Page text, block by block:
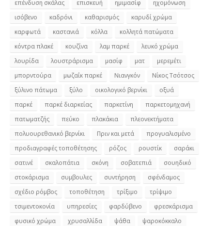
επένδυση σκάλας
επισκευή ημιμασίφ
ηχομόνωση
ισόβενο
καδρόνι καθαρισμός
καρυδί χρώμα
καρφωτά
καστανιά κόλλα
κολλητά πατώματα
κόντρα πλακέ
κουζίνα λαμ παρκέ
λευκό χρώμα
λουρίδα
λουστράρισμα μασίφ ματ
μερεμέτι
μπορντούρα
μωζαΐκ παρκέ Νιανγκόν
Νίκος Τσότσος
ξύλινο πάτωμα
ξύλο οικολογικό βερνίκι
οξυά
παρκέ
παρκέ διαρκείας παρκετίνη
παρκετομηχανή
πατωματζής
πεύκο πλακάκια
πλεονεκτήματα
πολυουρεθανικό βερνίκι
Πριν και μετά
προγυαλισμένο
προδιαγραφές τοποθέτησης
ρόζος ρουστίκ
σαράκι
σατινέ
σκαλοπάτια σκόνη σοβατεπιά
σουηδικό
στοκάρισμα
συμβουλες συντήρηση
σφένδαμος
σχέδιο ρόμβος
τοποθέτηση τρίξιμο
τρίψιμο
τσιμεντοκονία
υπηρεσίες φαρδύβενο
φρεσκάρισμα
φυσικό χρώμα
χρυσαλλίδα ψάθα
ψαροκόκκαλο